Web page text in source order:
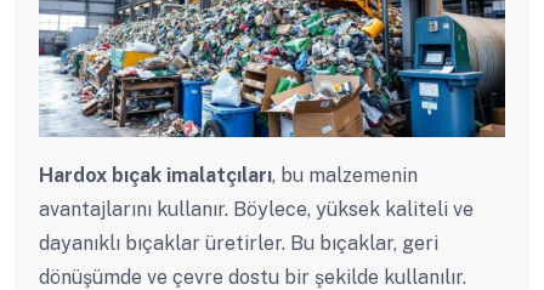
Hardox bıçak imalatçıları, bu malzemenin
avantajlarını kullanır. Böylece, yüksek kaliteli ve
dayanıklı bıçaklar üretirler. Bu bıçaklar, geri
dönüşümde ve çevre dostu bir şekilde kullanılır.